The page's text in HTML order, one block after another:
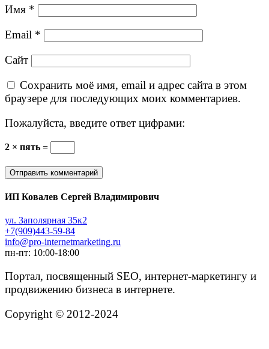
Имя *
Email *
Сайт
Сохранить моё имя, email и адрес сайта в этом
браузере для последующих моих комментариев.
Пожалуйста, введите ответ цифрами:
2 × пять =
ИП Ковалев Сергей Владимирович
ул. Заполярная 35к2
+7(909)443-59-84
info@pro-internetmarketing.ru
пн-пт: 10:00-18:00
Портал, посвященный SEO, интернет-маркетингу и
продвижению бизнеса в интернете.
Copyright © 2012-2024